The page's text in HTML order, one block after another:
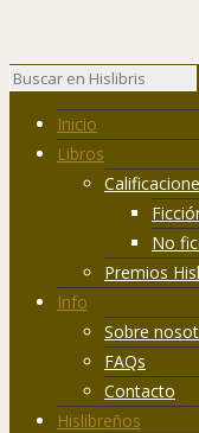
Inicio
Libros
No
Premios
Info
Sobre
FAQs
Contacto
Hislibreños